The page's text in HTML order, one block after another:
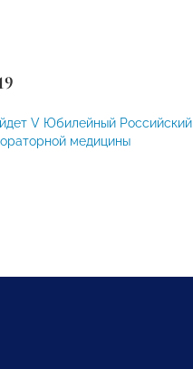
V Юбилейный Российский
медицины